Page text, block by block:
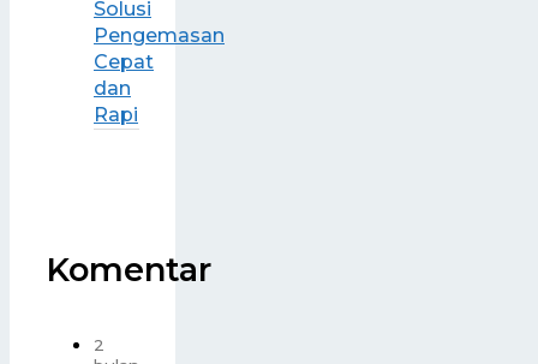
Solusi
Pengemasan
Cepat
dan
Rapi
Komentar
2